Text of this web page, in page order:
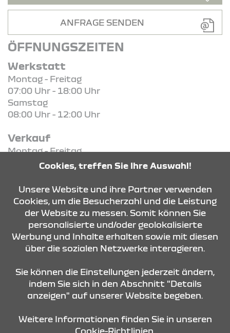
ANFRAGE SENDEN
ÖFFNUNGSZEITEN
Werkstatt
Montag - Freitag
07:00 Uhr - 18:00 Uhr
Samstag
08:00 Uhr - 12:00 Uhr
Verkauf
Montag - Freitag
08:00 Uhr - 18:00 Uhr
09:00 Uhr - 12:00 Uhr
KONTAKT & ANFAHRT
Cookies, treffen Sie Ihre Auswahl!
Unsere Website und ihre Partner verwenden
Cookies, um die Besucherzahl und die Leistung
der Website zu messen. Somit können Sie
personalisierte und/oder geolokalisierte
Werbung und Inhalte erhalten sowie mit diesen
über die sozialen Netzwerke interagieren.
Sie können die Einstellungen jederzeit ändern,
indem Sie sich in den Abschnitt "Details
anzeigen" auf unserer Website begeben.
Weitere Informationen finden Sie in unseren
Cookie-Richtlinien.